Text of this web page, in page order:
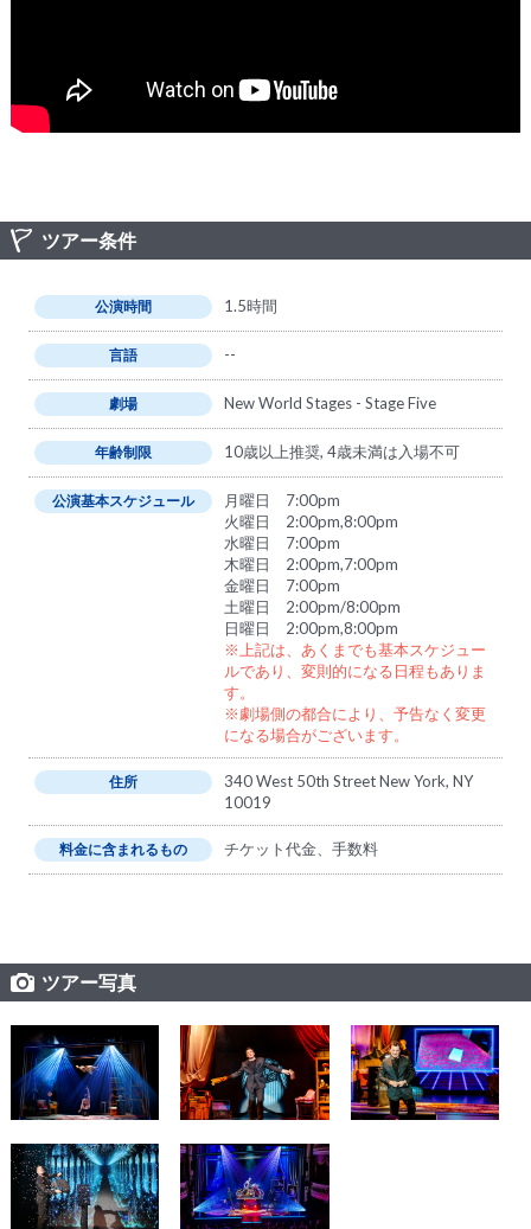
ツアー条件
公演時間 1.5時間
言語 --
劇場 New World Stages - Stage Five
年齢制限 10歳以上推奨, 4歳未満は入場不可
公演基本スケジュール
月曜日 7:00pm
火曜日 2:00pm,8:00pm
水曜日 7:00pm
木曜日 2:00pm,7:00pm
金曜日 7:00pm
土曜日 2:00pm/8:00pm
日曜日 2:00pm,8:00pm
※上記は、あくまでも基本スケジュー
ルであり、変則的になる日程もありま
す。
※劇場側の都合により、予告なく変更
になる場合がございます。
住所
340 West 50th Street New York, NY
10019
料金に含まれるもの チケット代金、手数料
ツアー写真